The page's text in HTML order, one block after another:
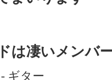
は凄いメンバ
- ギター